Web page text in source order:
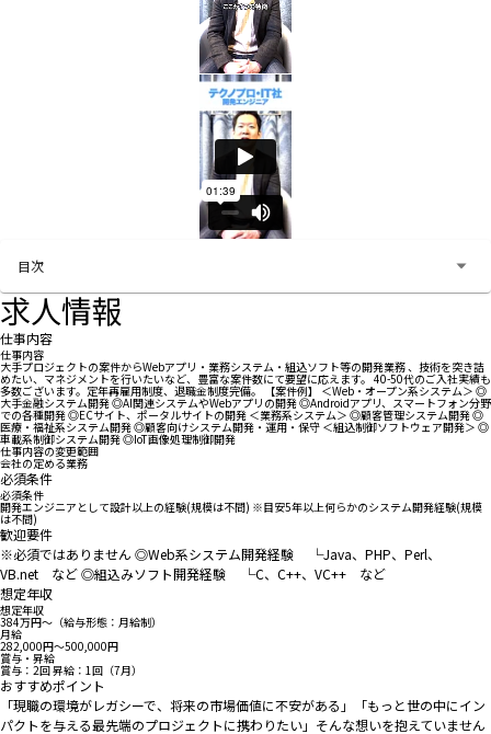
目次
求人情報
仕事内容
仕事内容
大手プロジェクトの案件からWebアプリ・業務システム・組込ソフト等の開発業務 、技術を突き詰
めたい、マネジメントを行いたいなど、豊富な案件数にて要望に応えます。 40-50代のご入社実績も
多数ございます。定年再雇用制度、退職金制度完備。 【案件例】 ＜Web・オープン系システム＞ ◎
大手金融システム開発 ◎AI関連システムやWebアプリの開発 ◎Androidアプリ、スマートフォン分野
での各種開発 ◎ECサイト、ポータルサイトの開発 ＜業務系システム＞ ◎顧客管理システム開発 ◎
医療・福祉系システム開発 ◎顧客向けシステム開発・運用・保守 ＜組込制御ソフトウェア開発＞ ◎
車載系制御システム開発 ◎IoT画像処理制御開発
仕事内容の変更範囲
会社の定める業務
必須条件
必須条件
開発エンジニアとして設計以上の経験(規模は不問) ※目安5年以上何らかのシステム開発経験(規模
は不問)
歓迎要件
※必須ではありません ◎Web系システム開発経験 └Java、PHP、Perl、
VB.net など ◎組込みソフト開発経験 └C、C++、VC++ など
想定年収
想定年収
384万円〜（給与形態：月給制）
月給
282,000円〜500,000円
賞与・昇給
賞与：2回 昇給：1回（7月）
おすすめポイント
「現職の環境がレガシーで、将来の市場価値に不安がある」「もっと世の中にイン
パクトを与える最先端のプロジェクトに携わりたい」――そんな想いを抱えていません